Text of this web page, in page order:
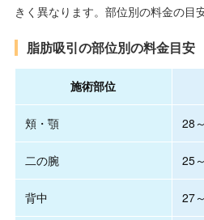
きく異なります。部位別の料金の目
脂肪吸引の部位別の料金目安
施術部位
頬・顎 28
二の腕 25
背中 27